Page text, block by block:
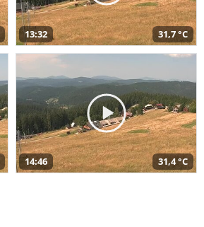
13:32 31,7 °C
14:46 31,4 °C